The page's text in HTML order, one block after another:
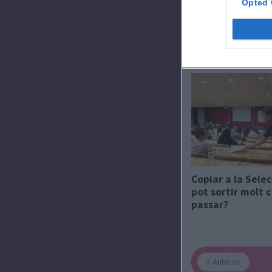
Opted
Una frase sobre
Pombo sorprèn
examen de la
Copiar a la
pot sortir molt
passar?
< Anterior